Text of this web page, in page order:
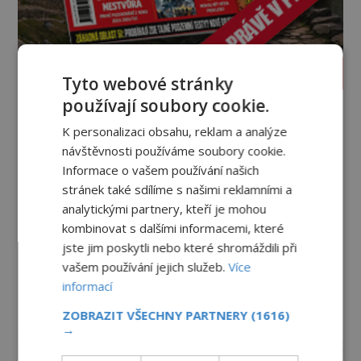
PROLISTOVAT ČASOPIS
Tyto webové stránky
používají soubory cookie.
K personalizaci obsahu, reklam a analýze
návštěvnosti používáme soubory cookie.
Informace o vašem používání našich
stránek také sdílíme s našimi reklamními a
analytickými partnery, kteří je mohou
kombinovat s dalšími informacemi, které
jste jim poskytli nebo které shromáždili při
vašem používání jejich služeb.Více
informací
ZOBRAZIT VŠECHNY PARTNERY (1616)
→